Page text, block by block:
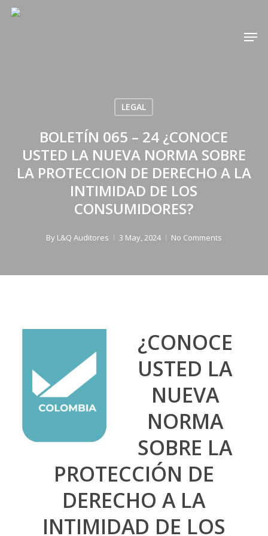
Skip
LEGAL
BOLETÍN 065 – 24 ¿CONOCE
USTED LA NUEVA NORMA SOBRE
LA PROTECCION DE DERECHO A LA
INTIMIDAD DE LOS
CONSUMIDORES?
By L&Q Auditores 3 May, 2024 No Comments
¿CONOCE
USTED LA
NUEVA
NORMA
SOBRE LA
PROTECCIÓN DE
DERECHO A LA
INTIMIDAD DE LOS